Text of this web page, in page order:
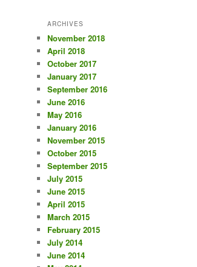
ARCHIVES
November 2018
April 2018
October 2017
January 2017
September 2016
June 2016
May 2016
January 2016
November 2015
October 2015
September 2015
July 2015
June 2015
April 2015
March 2015
February 2015
July 2014
June 2014